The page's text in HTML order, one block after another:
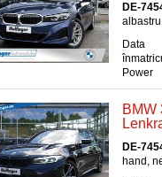
DE-
Data
Power
BMW
DE-
hand,